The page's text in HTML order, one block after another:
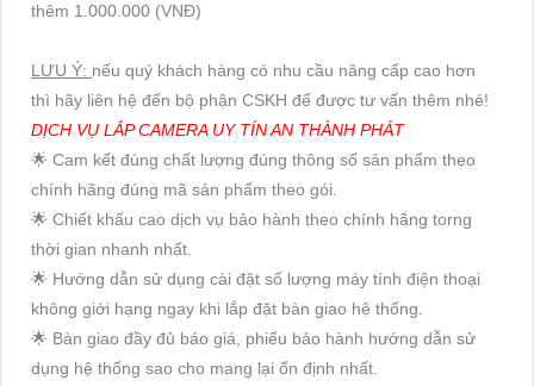
thêm 1.000.000 (VNĐ)
LƯU Ý: nếu quý khách hàng có nhu cầu nâng cấp cao hơn
thì hãy liên hệ đến bộ phận CSKH để được tư vấn thêm nhé!
DỊCH VỤ LẮP CAMERA UY TÍN AN THÀNH PHÁT
🌟 Cam kết đúng chất lượng đúng thông số sản phẩm theo
chính hãng đúng mã sản phẩm theo gói.
🌟 Chiết khấu cao dịch vụ bảo hành theo chính hãng torng
thời gian nhanh nhất.
🌟 Hướng dẫn sử dụng cài đặt số lượng máy tính điện thoại
không giới hạng ngay khi lắp đặt bàn giao hệ thống.
🌟 Bàn giao đầy đủ báo giá, phiếu bảo hành hướng dẫn sử
dụng hệ thống sao cho mang lại ổn định nhất.